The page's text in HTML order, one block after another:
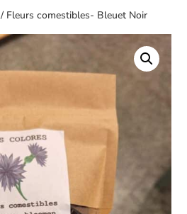
/ Fleurs comestibles- Bleuet Noir